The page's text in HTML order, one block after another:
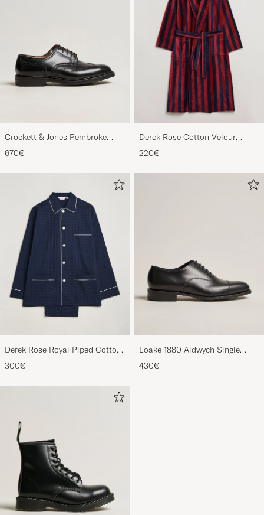
Crockett & Jones Pembroke
Derbys Black Calf
670€
Derek Rose Cotton Velour
Striped Gown Red/Blue
220€
Derek Rose Royal Piped Cotton
Pyjama Set Navy
300€
Loake 1880 Aldwych Single
Oxford Black Calf
430€